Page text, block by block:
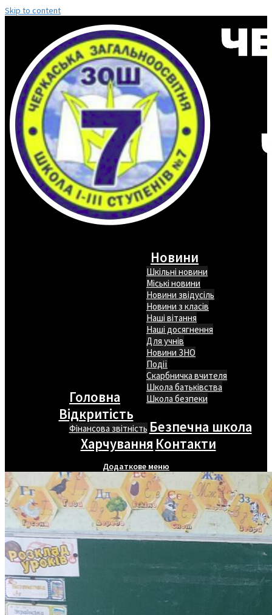
Skip to content
Головна
Новини
Шкільні новини
Міські новини
Новини звідусіль
Новини з класів
Наші вітання
Наші досягнення
Для учнів
Новини ЗНО
Події
Скарбничка вчителя
Школа батьківства
Школа безпеки
Відкритість
Фінансова звітність Безпечна школа
Харчування Контакти
Додаткове меню